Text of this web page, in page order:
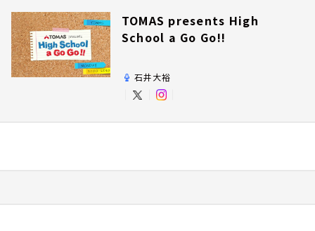
TOMAS presents High
School a Go Go!!
石井大裕